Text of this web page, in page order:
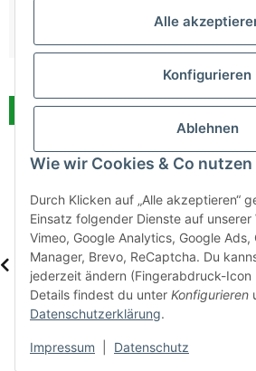
Alle
Konfigurieren
Ablehnen
Wie wir Cookies & Co nutzen
Durch Klicken auf „Alle akzeptieren“
Einsatz folgender Dienste auf unserer
Vimeo, Google Analytics, Google Ads,
Manager, Brevo, ReCaptcha. Du
jederzeit ändern (Fingerabdruck-Icon
Details findest du unter Konfigurieren
Datenschutzerklärung.
Impressum Datenschutz
Auf Lager
Metallschrank
abschließbar 195x92,5
Sofort verfügbar
Auf